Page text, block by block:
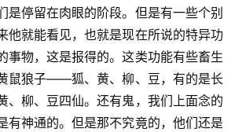
是停留在肉眼的阶段。但是有一些个别
他就能看见，也就是现在所说的特异功
事物，这是报得的。这类功能有些畜生
鼠狼子——狐、黄、柳、豆，有的是长
、柳、豆四仙。还有鬼，我们上面念的
有神通的。但是那不究竟的，他们还是